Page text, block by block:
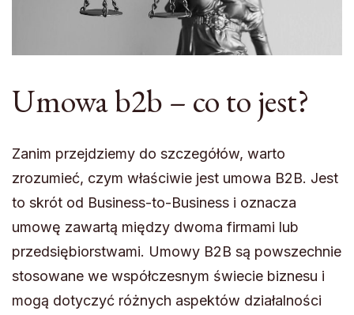
Umowa b2b – co to jest?
Zanim przejdziemy do szczegółów, warto
zrozumieć, czym właściwie jest umowa B2B. Jest
to skrót od Business-to-Business i oznacza
umowę zawartą między dwoma firmami lub
przedsiębiorstwami. Umowy B2B są powszechnie
stosowane we współczesnym świecie biznesu i
mogą dotyczyć różnych aspektów działalności